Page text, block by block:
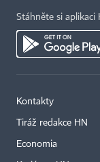
Stáhněte si aplikaci
Kontakty
Tiráž redakce HN
Economia